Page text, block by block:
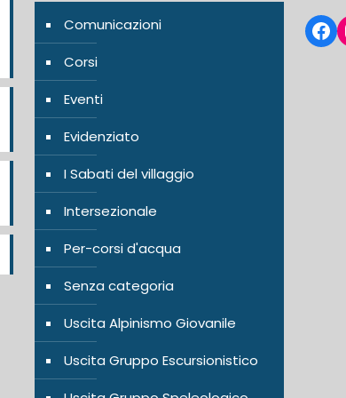
Comunicazioni
Corsi
Eventi
Evidenziato
I Sabati del villaggio
Intersezionale
Per-corsi d'acqua
Senza categoria
Uscita Alpinismo Giovanile
Uscita Gruppo Escursionistico